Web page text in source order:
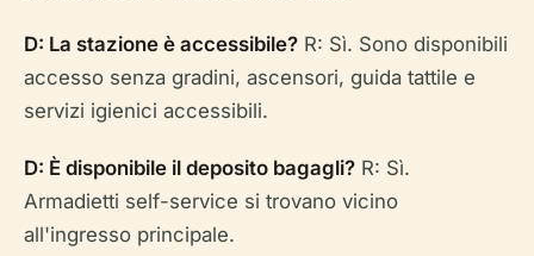
D: La stazione è accessibile? R: Sì. Sono disponibili
accesso senza gradini, ascensori, guida tattile e
servizi igienici accessibili.
D: È disponibile il deposito bagagli? R: Sì.
Armadietti self-service si trovano vicino
all'ingresso principale.